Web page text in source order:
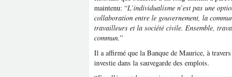
maintenu: “L’individualisme n’est pas une
collaboration entre le gouvernement, la
travailleurs et la société civile. Ensemble,
commun.”
Il a affirmé que la Banque de Maurice, à
investie dans la sauvegarde des emplois.